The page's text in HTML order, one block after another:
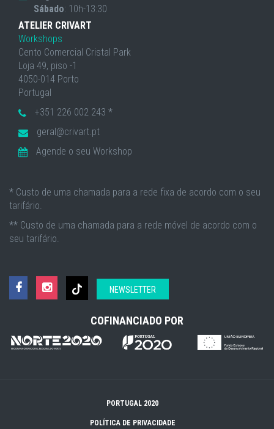
Sábado: 10h-13:30
ATELIER CRIVART
Workshops
Cento Comercial Cristal Park
Loja 49, piso -1
4050-014 Porto
Portugal
+351 226 002 243 *
geral@crivart.pt
Agende o seu Workshop
* Custo de uma chamada para a rede fixa de acordo com o seu
tarifário.
** Custo de uma chamada para a rede móvel de acordo com o
seu tarifário.
NEWSLETTER
COFINANCIADO POR
PORTUGAL 2020
POLÍTICA DE PRIVACIDADE